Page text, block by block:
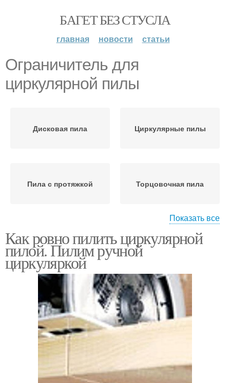
БАГЕТ БЕЗ СТУСЛА
главная новости статьи
Ограничитель для
циркулярной пилы
Дисковая пила Циркулярные пилы
Пила с протяжкой Торцовочная пила
дисковой пилы
Циркулярная пила
Показать все
Как ровно пилить циркулярной
пилой. Пилим ручной
циркуляркой